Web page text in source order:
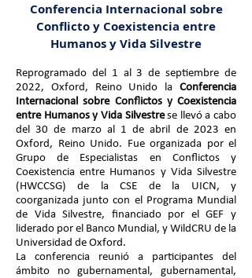
Conferencia Internacional sobre
Conflicto y Coexistencia entre
Humanos y Vida Silvestre
Reprogramado del 1 al 3 de septiembre de
2022, Oxford, Reino Unido la Conferencia
Internacional sobre Conflictos y Coexistencia
entre Humanos y Vida Silvestre se llevó a cabo
del 30 de marzo al 1 de abril de 2023 en
Oxford, Reino Unido. Fue organizada por el
Grupo de Especialistas en Conflictos y
Coexistencia entre Humanos y Vida Silvestre
(HWCCSG) de la CSE de la UICN, y
coorganizada junto con el Programa Mundial
de Vida Silvestre, financiado por el GEF y
liderado por el Banco Mundial, y WildCRU de la
Universidad de Oxford.
La conferencia reunió a participantes del
ámbito no gubernamental, gubernamental,